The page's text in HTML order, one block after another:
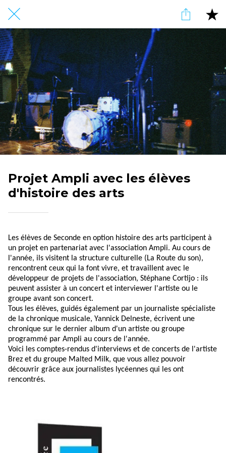
Projet Ampli avec les élèves
d'histoire des arts
Les élèves de Seconde en option histoire des arts participent à
un projet en partenariat avec l'association Ampli. Au cours de
l'année, ils visitent la structure culturelle (La Route du son),
rencontrent ceux qui la font vivre, et travaillent avec le
développeur de projets de l'association, Stéphane Cortijo : ils
peuvent assister à un concert et interviewer l'artiste ou le
groupe avant son concert.
Tous les élèves, guidés également par un journaliste spécialiste
de la chronique musicale, Yannick Delneste, écrivent une
chronique sur le dernier album d'un artiste ou groupe
programmé par Ampli au cours de l'année.
Voici les comptes-rendus d'interviews et de concerts de l'artiste
Brez et du groupe Malted Milk, que vous allez pouvoir
découvrir grâce aux journalistes lycéennes qui les ont
rencontrés.